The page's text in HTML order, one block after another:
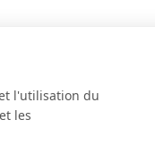
l'utilisation du
les